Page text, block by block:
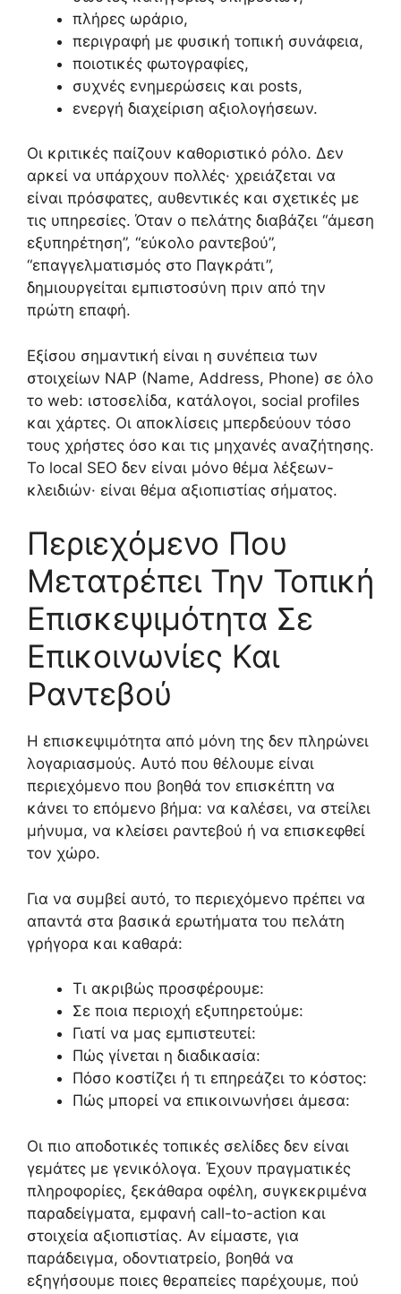
πλήρες ωράριο,
περιγραφή με φυσική τοπική συνάφεια,
ποιοτικές φωτογραφίες,
συχνές ενημερώσεις και posts,
ενεργή διαχείριση αξιολογήσεων.
Οι κριτικές παίζουν καθοριστικό ρόλο. Δεν
αρκεί να υπάρχουν πολλές· χρειάζεται να
είναι πρόσφατες, αυθεντικές και σχετικές με
τις υπηρεσίες. Όταν ο πελάτης διαβάζει “άμεση
εξυπηρέτηση”, “εύκολο ραντεβού”,
“επαγγελματισμός στο Παγκράτι”,
δημιουργείται εμπιστοσύνη πριν από την
πρώτη επαφή.
Εξίσου σημαντική είναι η συνέπεια των
στοιχείων NAP (Name, Address, Phone) σε όλο
το web: ιστοσελίδα, κατάλογοι, social profiles
και χάρτες. Οι αποκλίσεις μπερδεύουν τόσο
τους χρήστες όσο και τις μηχανές αναζήτησης.
Το local SEO δεν είναι μόνο θέμα λέξεων-
κλειδιών· είναι θέμα αξιοπιστίας σήματος.
Περιεχόμενο Που
Μετατρέπει Την Τοπική
Επισκεψιμότητα Σε
Επικοινωνίες Και
Ραντεβού
Η επισκεψιμότητα από μόνη της δεν πληρώνει
λογαριασμούς. Αυτό που θέλουμε είναι
περιεχόμενο που βοηθά τον επισκέπτη να
κάνει το επόμενο βήμα: να καλέσει, να στείλει
μήνυμα, να κλείσει ραντεβού ή να επισκεφθεί
τον χώρο.
Για να συμβεί αυτό, το περιεχόμενο πρέπει να
απαντά στα βασικά ερωτήματα του πελάτη
γρήγορα και καθαρά:
Τι ακριβώς προσφέρουμε:
Σε ποια περιοχή εξυπηρετούμε:
Γιατί να μας εμπιστευτεί:
Πώς γίνεται η διαδικασία:
Πόσο κοστίζει ή τι επηρεάζει το κόστος:
Πώς μπορεί να επικοινωνήσει άμεσα:
Οι πιο αποδοτικές τοπικές σελίδες δεν είναι
γεμάτες με γενικόλογα. Έχουν πραγματικές
πληροφορίες, ξεκάθαρα οφέλη, συγκεκριμένα
παραδείγματα, εμφανή call-to-action και
στοιχεία αξιοπιστίας. Αν είμαστε, για
παράδειγμα, οδοντιατρείο, βοηθά να
εξηγήσουμε ποιες θεραπείες παρέχουμε, πού